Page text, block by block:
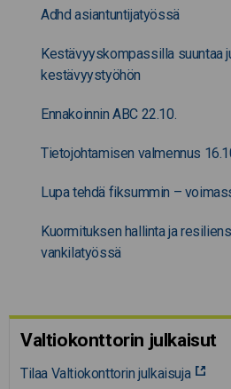
Adhd asiantuntijatyössä
Kestävyyskompassilla suuntaa
kestävyystyöhön
Ennakoinnin ABC 22.10.
Tietojohtamisen valmennus
Lupa tehdä fiksummin –
Kuormituksen hallinta ja
vankilatyössä
Valtiokonttorin julkaisut
Tilaa Valtiokonttorin julkaisuja